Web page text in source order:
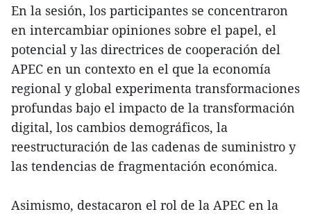
En la sesión, los participantes se concentraron
en intercambiar opiniones sobre el papel, el
potencial y las directrices de cooperación del
APEC en un contexto en el que la economía
regional y global experimenta transformaciones
profundas bajo el impacto de la transformación
digital, los cambios demográficos, la
reestructuración de las cadenas de suministro y
las tendencias de fragmentación económica.
Asimismo, destacaron el rol de la APEC en la